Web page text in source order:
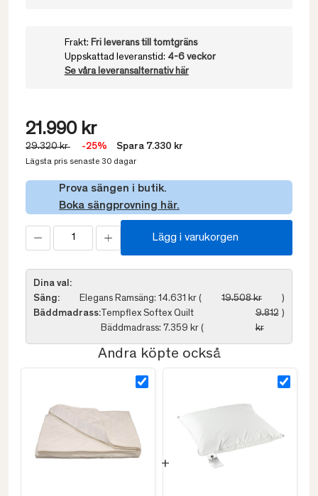
Frakt: Fri leverans till tomtgräns
Uppskattad leveranstid: 4-6 veckor
Se våra leveransalternativ här
21.990 kr
29.320 kr -25% Spara 7.330 kr
Lägsta pris senaste 30 dagar
Prova sängen i butik.
Boka sängprovning här.
Lägg i varukorgen
Dina val:
Säng:
Elegans Ramsäng: 14.631 kr ( 19.508 kr
)
Bäddmadrass: Tempflex Softex Quilt
Bäddmadrass: 7.359 kr (
9.812
kr
)
Andra köpte också